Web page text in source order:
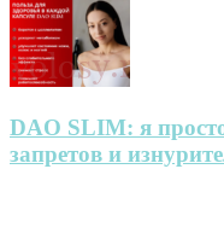
DAO SLIM: я просто
запретов и